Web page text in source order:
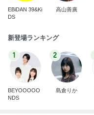
EBiDAN 39&Ki
DS
高山善廣
新登場ランキング
1
BEYOOOOO
NDS
2
島倉りか